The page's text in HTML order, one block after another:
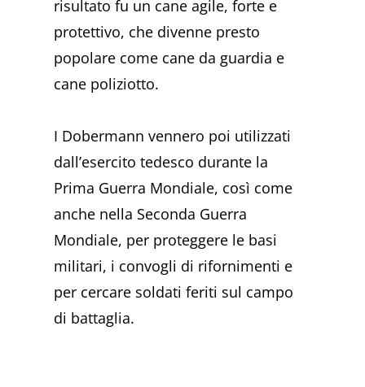
risultato fu un cane agile, forte e
protettivo, che divenne presto
popolare come cane da guardia e
cane poliziotto.
I Dobermann vennero poi utilizzati
dall’esercito tedesco durante la
Prima Guerra Mondiale, così come
anche nella Seconda Guerra
Mondiale, per proteggere le basi
militari, i convogli di rifornimenti e
per cercare soldati feriti sul campo
di battaglia.